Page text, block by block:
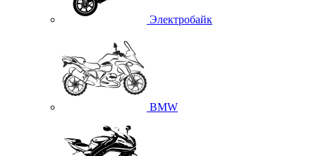
Электробайк
BMW